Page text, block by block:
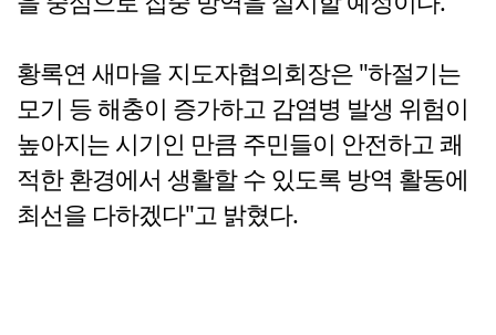
황록연 새마을 지도자협의회장은 "하절기는
모기 등 해충이 증가하고 감염병 발생 위험이
높아지는 시기인 만큼 주민들이 안전하고 쾌
적한 환경에서 생활할 수 있도록 방역 활동에
최선을 다하겠다"고 밝혔다.